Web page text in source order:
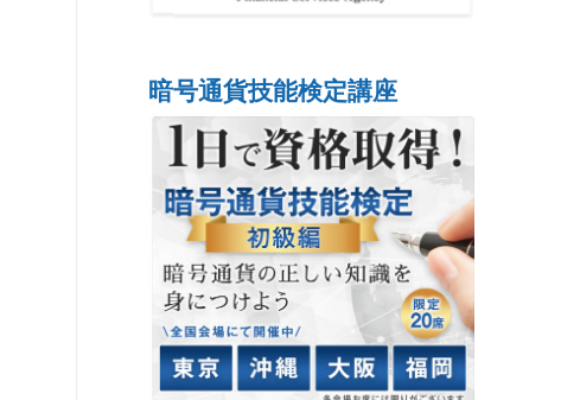
暗号通貨技能検定講座